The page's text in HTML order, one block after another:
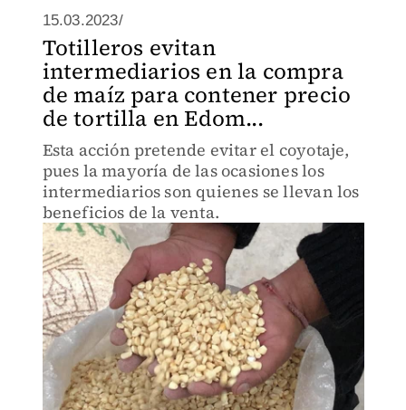
15.03.2023/
Totilleros evitan
intermediarios en la compra
de maíz para contener precio
de tortilla en Edom...
Esta acción pretende evitar el coyotaje,
pues la mayoría de las ocasiones los
intermediarios son quienes se llevan los
beneficios de la venta.